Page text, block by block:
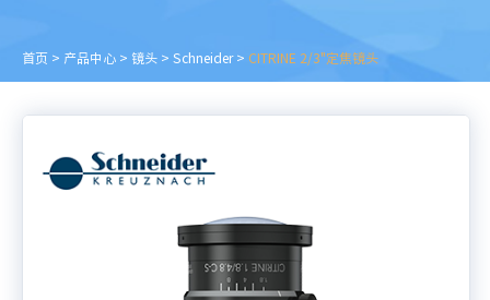
首页 > 产品中心 > 镜头 > Schneider > CITRINE 2/3"定焦镜头